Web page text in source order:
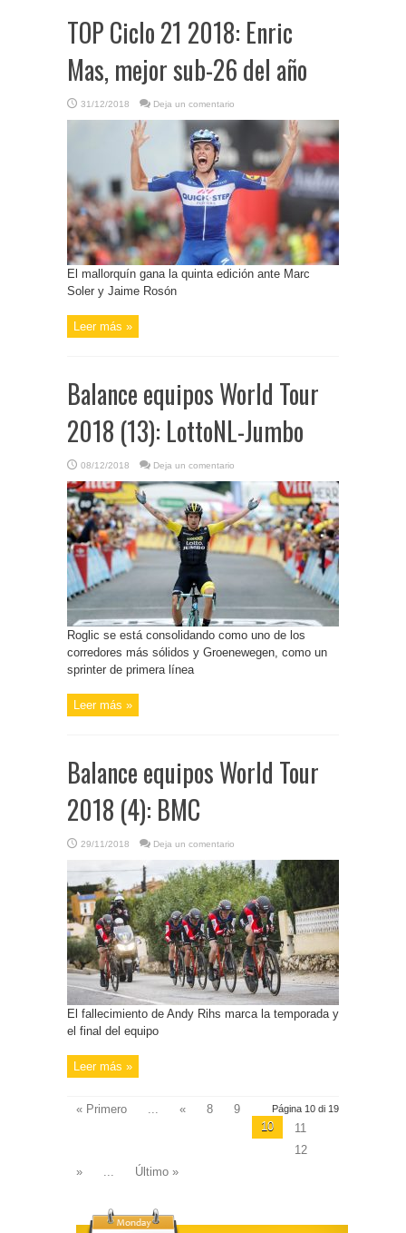
TOP Ciclo 21 2018: Enric
Mas, mejor sub-26 del año
31/12/2018 Deja un comentario
El mallorquín gana la quinta edición ante Marc
Soler y Jaime Rosón
Leer más »
Balance equipos World Tour
2018 (13): LottoNL-Jumbo
08/12/2018 Deja un comentario
Roglic se está consolidando como uno de los
corredores más sólidos y Groenewegen, como un
sprinter de primera línea
Leer más »
Balance equipos World Tour
2018 (4): BMC
29/11/2018 Deja un comentario
El fallecimiento de Andy Rihs marca la temporada y
el final del equipo
Leer más »
Página 10 di 19
« Primero ... « 8
9
10
11
12
»
... Último »